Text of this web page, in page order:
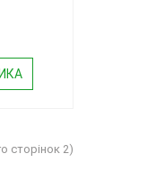
сторінок 2)